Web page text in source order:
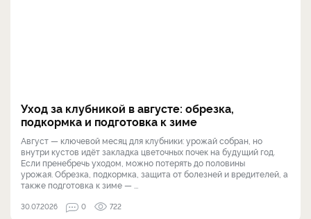
Уход за клубникой в августе: обрезка,
подкормка и подготовка к зиме
Август — ключевой месяц для клубники: урожай собран, но
внутри кустов идёт закладка цветочных почек на будущий год.
Если пренебречь уходом, можно потерять до половины
урожая. Обрезка, подкормка, защита от болезней и вредителей, а
также подготовка к зиме — ...
30.07.2026 0 722